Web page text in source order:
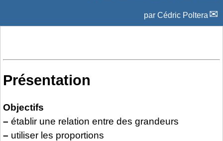
par Cédric Poltera
Présentation
Objectifs
– établir une relation entre des grandeurs
– utiliser les proportions